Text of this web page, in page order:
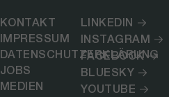
KONTAKT
IMPRESSUM
DATENSCHUTZERKLÄRUNG
JOBS
MEDIEN
LINKEDIN
INSTAGRAM
FACEBOOK
BLUESKY
YOUTUBE